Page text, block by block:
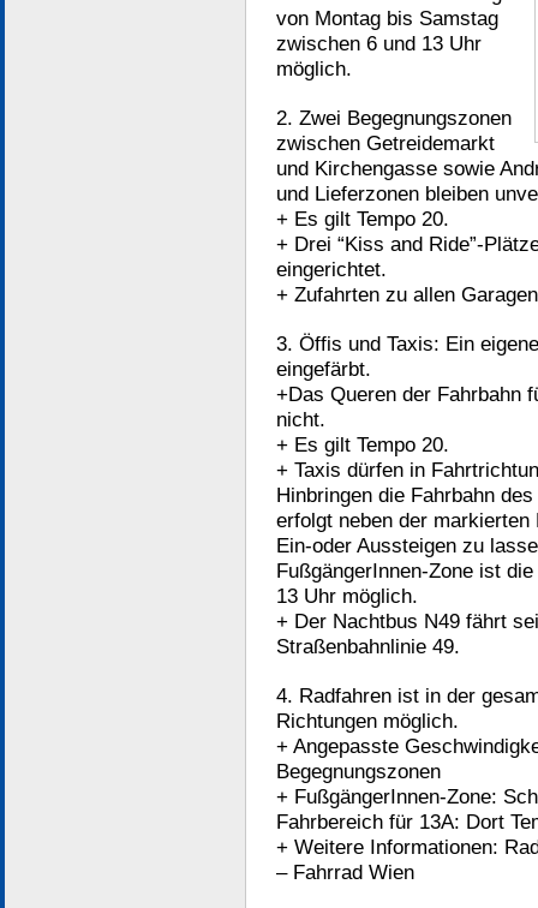
von Montag bis Samstag
zwischen 6 und 13 Uhr
möglich.
2. Zwei Begegnungszonen
zwischen Getreidemarkt
und Kirchengasse sowie
und Lieferzonen bleiben
+ Es gilt Tempo 20.
+ Drei “Kiss and Ride”-
eingerichtet.
+ Zufahrten zu allen
3. Öffis und Taxis: Ein
eingefärbt.
+Das Queren der Fahrbahn
nicht.
+ Es gilt Tempo 20.
+ Taxis dürfen in
Hinbringen die Fahrbahn
erfolgt neben der
Ein-oder Aussteigen zu
FußgängerInnen-Zone ist
13 Uhr möglich.
+ Der Nachtbus N49 fährt
Straßenbahnlinie 49.
4. Radfahren ist in der
Richtungen möglich.
+ Angepasste
Begegnungszonen
+ FußgängerInnen-Zone:
Fahrbereich für 13A: Dort
+ Weitere Informationen:
– Fahrrad Wien